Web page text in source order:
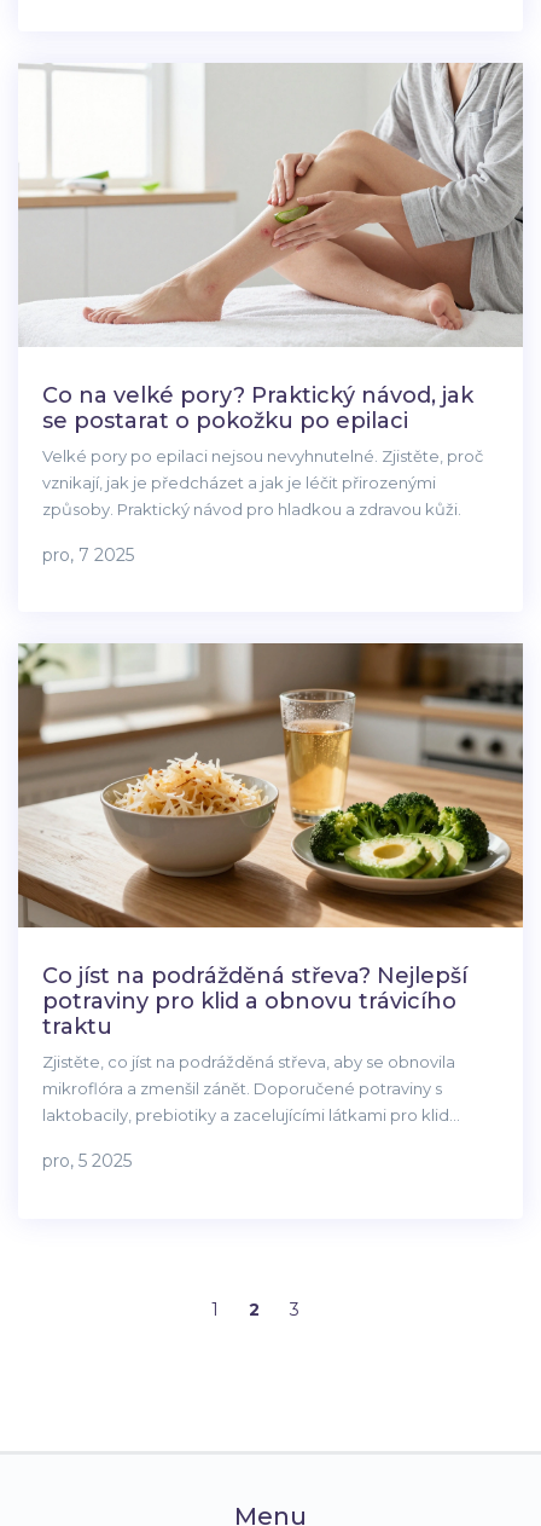
Co na velké pory? Praktický návod, jak
se postarat o pokožku po epilaci
Velké pory po epilaci nejsou nevyhnutelné. Zjistěte, proč
vznikají, jak je předcházet a jak je léčit přirozenými
způsoby. Praktický návod pro hladkou a zdravou kůži.
pro, 7 2025
Co jíst na podrážděná střeva? Nejlepší
potraviny pro klid a obnovu trávicího
traktu
Zjistěte, co jíst na podrážděná střeva, aby se obnovila
mikroflóra a zmenšil zánět. Doporučené potraviny s
laktobacily, prebiotiky a zacelujícími látkami pro klid
pro, 5 2025
1 2 3
Menu